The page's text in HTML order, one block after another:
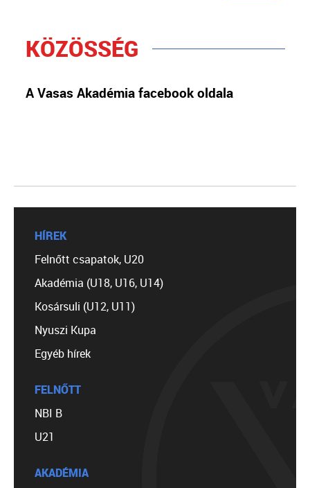
KÖZÖSSÉG
A Vasas Akadémia facebook oldala
HÍREK
Felnőtt csapatok, U20
Akadémia (U18, U16, U14)
Kosársuli (U12, U11)
Nyuszi Kupa
Egyéb hírek
FELNŐTT
NBI B
U21
AKADÉMIA